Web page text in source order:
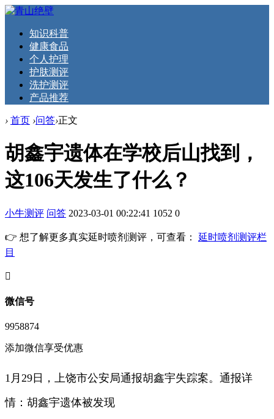
知识科普
健康食品
个人护理
护肤测评
洗护测评
产品推荐
› 首页 ›问答›正文
胡鑫宇遗体在学校后山找到，
这106天发生了什么？
小牛测评 问答 2023-03-01 00:22:41 1052 0
👉 想了解更多真实延时喷剂测评，可查看： 延时喷剂测评栏
目
󦘖
微信号
9958874
添加微信享受优惠
1月29日，上饶市公安局通报胡鑫宇失踪案。通报详
情：胡鑫宇遗体被发现